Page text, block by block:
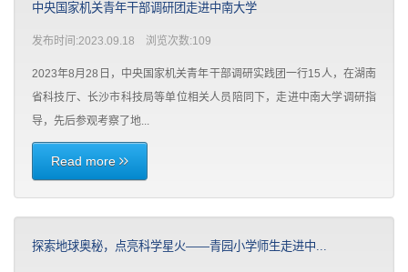
中央国家机关青年干部调研团走进中南大学
发布时间:2023.09.18 浏览次数:109
2023年8月28日，中央国家机关青年干部调研实践团一行15人，在湖南
省科技厅、长沙市科技局等单位相关人员陪同下，走进中南大学调研指
导，先后参观考察了地...
Read more
探索地球奥秘，点亮科学星火——青园小学师生走进中...